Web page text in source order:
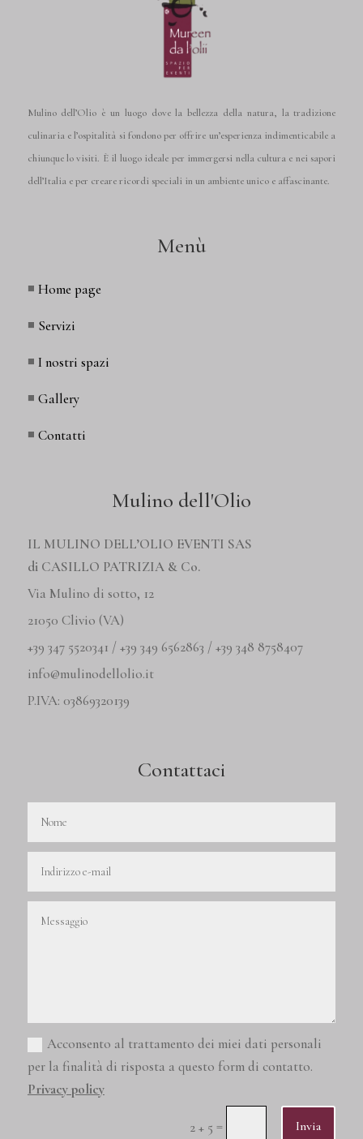
Mulino dell’Olio è un luogo dove la bellezza della natura, la tradizione
culinaria e l’ospitalità si fondono per offrire un’esperienza indimenticabile a
chiunque lo visiti. È il luogo ideale per immergersi nella cultura e nei sapori
dell’Italia e per creare ricordi speciali in un ambiente unico e affascinante.
Menù
◾ Home page
◾ Servizi
◾ I nostri spazi
◾ Gallery
◾ Contatti
Mulino dell'Olio
IL MULINO DELL’OLIO EVENTI SAS
di CASILLO PATRIZIA & Co.
Via Mulino di sotto, 12
21050 Clivio (VA)
+39 347 5520341 / +39 349 6562863 / +39 348 8758407
info@mulinodellolio.it
P.IVA: 03869320139
Contattaci
Acconsento al trattamento dei miei dati personali
per la finalità di risposta a questo form di contatto.
Privacy policy
2 + 5 = Invia